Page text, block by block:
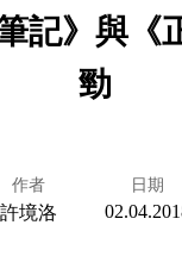
記》與《
勁
作者
許境洛
日期